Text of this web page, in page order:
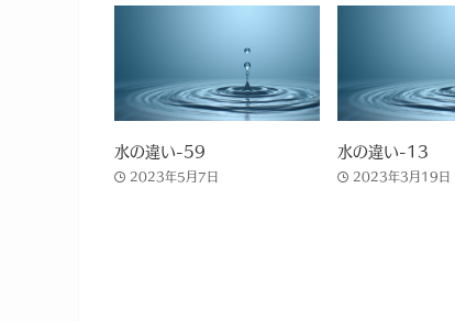
水の違い-59
2023年5月7日
水の違い-13
2023年3月19日